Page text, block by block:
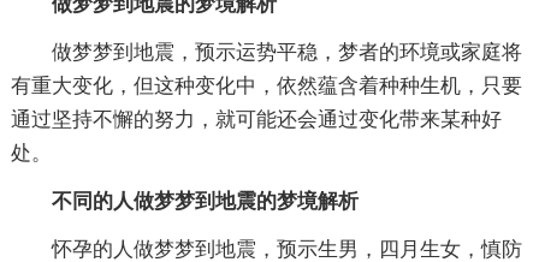
做梦梦到地震，预示运势平稳，梦者的环境或家庭将
有重大变化，但这种变化中，依然蕴含着种种生机，只要
通过坚持不懈的努力，就可能还会通过变化带来某种好
处。
不同的人做梦梦到地震的梦境解析
怀孕的人做梦梦到地震，预示生男，四月生女，慎防